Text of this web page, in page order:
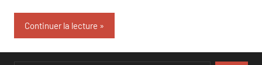
Continuer la lecture